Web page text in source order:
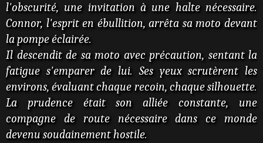
l'obscurité, une invitation à une halte nécessaire.
Connor, l'esprit en ébullition, arrêta sa moto devant
la pompe éclairée.
Il descendit de sa moto avec précaution, sentant la
fatigue s'emparer de lui. Ses yeux scrutèrent les
environs, évaluant chaque recoin, chaque silhouette.
La prudence était son alliée constante, une
compagne de route nécessaire dans ce monde
devenu soudainement hostile.